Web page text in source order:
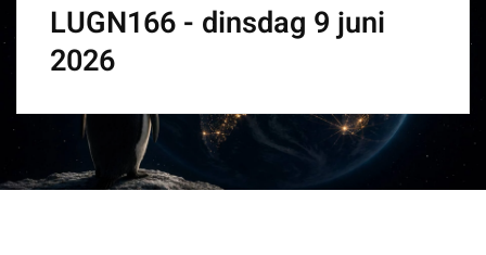
LUGN166 - dinsdag 9 juni
2026